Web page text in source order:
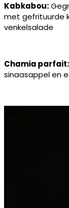
Kabkabou:
met gefrituurde
venkelsalade
Chamia parfait:
sinaasappel en